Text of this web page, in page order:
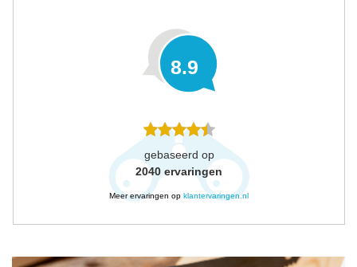
8.9
gebaseerd op
2040 ervaringen
Meer ervaringen op klantervaringen.nl